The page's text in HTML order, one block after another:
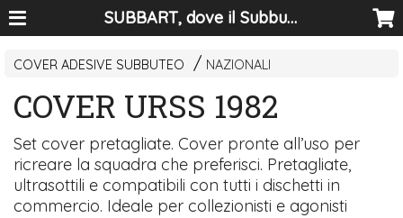
SUBBART, dove il Subbuteo diventa arte
COVER ADESIVE SUBBUTEO NAZIONALI
COVER URSS 1982
Set cover pretagliate. Cover pronte all’uso per
ricreare la squadra che preferisci. Pretagliate,
ultrasottili e compatibili con tutti i dischetti in
commercio. Ideale per collezionisti e agonisti